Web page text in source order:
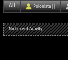
All Polonista ||
No Recent Activity